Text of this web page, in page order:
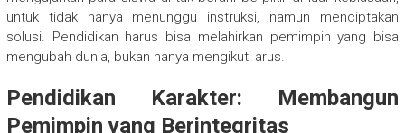
untuk tidak hanya menunggu instruksi, namun menciptakan
solusi. Pendidikan harus bisa melahirkan pemimpin yang bisa
mengubah dunia, bukan hanya mengikuti arus.
Pendidikan Karakter: Membangun
Pemimpin yang Berintegritas